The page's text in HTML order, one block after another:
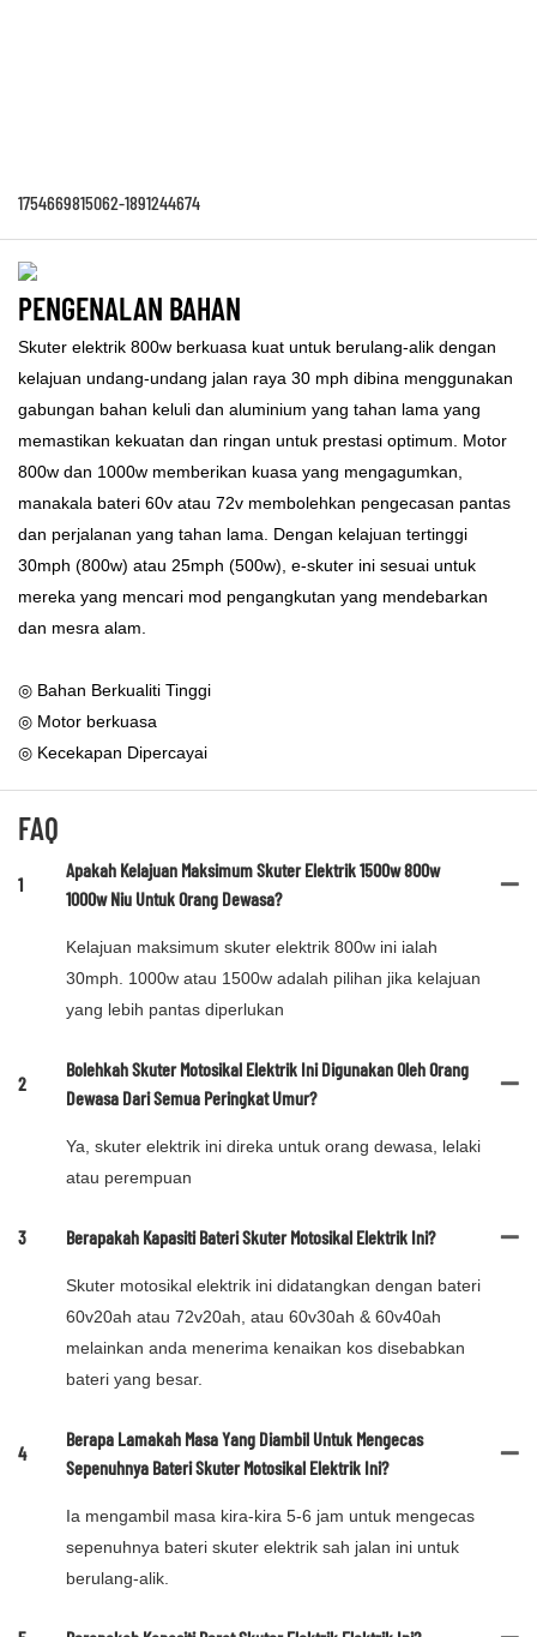
1754669815062-1891244674
PENGENALAN BAHAN
Skuter elektrik 800w berkuasa kuat untuk berulang-alik dengan
kelajuan undang-undang jalan raya 30 mph dibina menggunakan
gabungan bahan keluli dan aluminium yang tahan lama yang
memastikan kekuatan dan ringan untuk prestasi optimum. Motor
800w dan 1000w memberikan kuasa yang mengagumkan,
manakala bateri 60v atau 72v membolehkan pengecasan pantas
dan perjalanan yang tahan lama. Dengan kelajuan tertinggi
30mph (800w) atau 25mph (500w), e-skuter ini sesuai untuk
mereka yang mencari mod pengangkutan yang mendebarkan
dan mesra alam.
◎ Bahan Berkualiti Tinggi
◎ Motor berkuasa
◎ Kecekapan Dipercayai
FAQ
1
Apakah Kelajuan Maksimum Skuter Elektrik 1500w 800w
1000w Niu Untuk Orang Dewasa?
Kelajuan maksimum skuter elektrik 800w ini ialah
30mph. 1000w atau 1500w adalah pilihan jika kelajuan
yang lebih pantas diperlukan
2
Bolehkah Skuter Motosikal Elektrik Ini Digunakan Oleh Orang
Dewasa Dari Semua Peringkat Umur?
Ya, skuter elektrik ini direka untuk orang dewasa, lelaki
atau perempuan
3 Berapakah Kapasiti Bateri Skuter Motosikal Elektrik Ini?
Skuter motosikal elektrik ini didatangkan dengan bateri
60v20ah atau 72v20ah, atau 60v30ah & 60v40ah
melainkan anda menerima kenaikan kos disebabkan
bateri yang besar.
4
Berapa Lamakah Masa Yang Diambil Untuk Mengecas
Sepenuhnya Bateri Skuter Motosikal Elektrik Ini?
Ia mengambil masa kira-kira 5-6 jam untuk mengecas
sepenuhnya bateri skuter elektrik sah jalan ini untuk
berulang-alik.